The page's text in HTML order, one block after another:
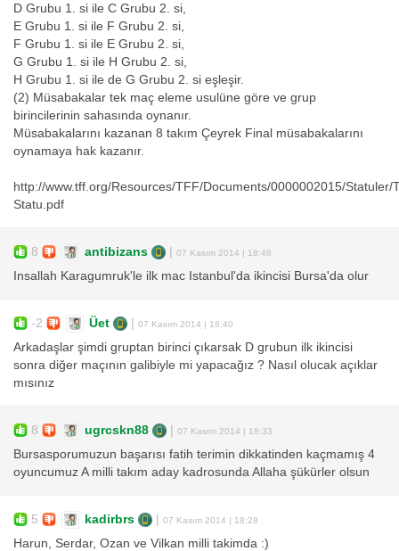
D Grubu 1. si ile C Grubu 2. si,
E Grubu 1. si ile F Grubu 2. si,
F Grubu 1. si ile E Grubu 2. si,
G Grubu 1. si ile H Grubu 2. si,
H Grubu 1. si ile de G Grubu 2. si eşleşir.
(2) Müsabakalar tek maç eleme usulüne göre ve grup
birincilerinin sahasında oynanır.
Müsabakalarını kazanan 8 takım Çeyrek Final müsabakalarını
oynamaya hak kazanır.
http://www.tff.org/Resources/TFF/Documents/0000002015/Statuler/
Statu.pdf
8 antibizans | 07 Kasım 2014 | 18:48
Insallah Karagumruk'le ilk mac Istanbul'da ikincisi Bursa'da olur
-2 Üet | 07 Kasım 2014 | 18:40
Arkadaşlar şimdi gruptan birinci çıkarsak D grubun ilk ikincisi
sonra diğer maçının galibiyle mi yapacağız ? Nasıl olucak açıklar
mısınız
8 ugrcskn88 | 07 Kasım 2014 | 18:33
Bursasporumuzun başarısı fatih terimin dikkatinden kaçmamış 4
oyuncumuz A milli takım aday kadrosunda Allaha şükürler olsun
5 kadirbrs | 07 Kasım 2014 | 18:28
Harun, Serdar, Ozan ve Vilkan milli takimda :)